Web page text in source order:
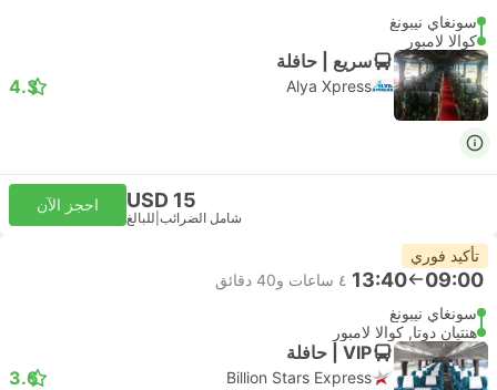
سونغاي نيبونغ
كوالا لامبور
سريع | حافلة
Alya Xpress
4.3
USD 15
شامل الضرائب للبالغ
احجز الآن
تأكيد فوري
09:00
13:40 ٤ ساعات و‫40 دقائق
سونغاي نيبونغ
هنتيان دوتا, كوالا لامبور
VIP | حافلة
Billion Stars Express
3.6